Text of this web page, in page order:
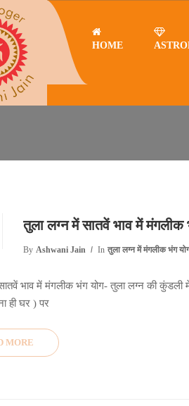
HOME
लग्न में मंगलीक भंग योग
में मंगलीक भंग योग
तुला लग्न में सातवें भाव में मंगलीक
By Ashwani Jain In तुला लग्न में मंगलीक भंग
भाव में मंगलीक भंग योग- तुला लग्न की कुंडली
ही घर ) पर
MORE